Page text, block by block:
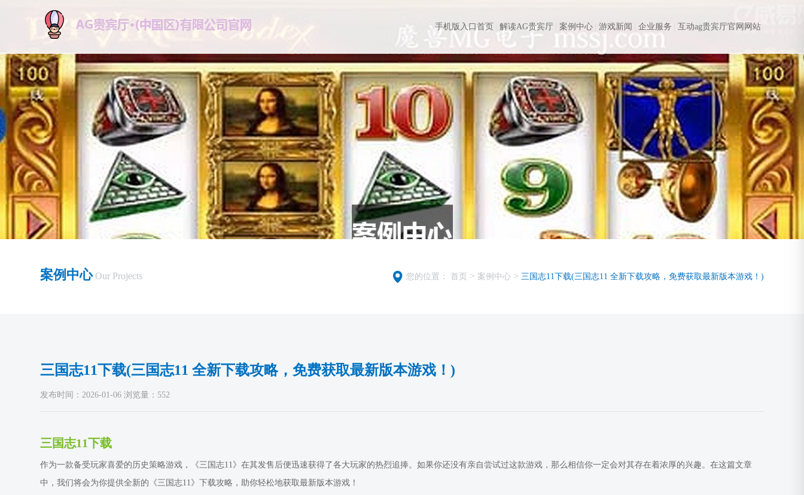
手机版入口首页 解读AG贵宾厅 案例中心 游戏新闻 企业服务 互动ag贵宾厅官网网站
案例中心 Our Projects 您的位置： 首页 > 案例中心> 三国志11下载(三国志11 全新下载攻略，免费获取最新版本游戏！)
三国志11下载(三国志11 全新下载攻略，免费获取最新版本游戏！)
发布时间：2026-01-06 浏览量：552
三国志11下载
作为一款备受玩家喜爱的历史策略游戏，《三国志11》在其发售后便迅速获得了各大玩家的热烈追捧。如果你还没有亲自尝试过这款游戏，那么相信你一定会对其存在着浓厚的兴趣。在这篇文章
中，我们将会为你提供全新的《三国志11》下载攻略，助你轻松地获取最新版本游戏！